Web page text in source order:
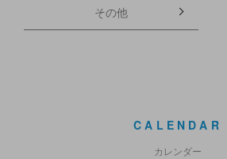
その他
CALENDAR
カレンダー